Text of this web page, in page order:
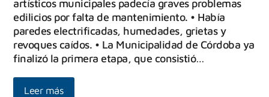
artísticos municipales padecía graves problemas
edilicios por falta de mantenimiento. • Había
paredes electrificadas, humedades, grietas y
revoques caídos. • La Municipalidad de Córdoba ya
finalizó la primera etapa, que consistió…
Leer más